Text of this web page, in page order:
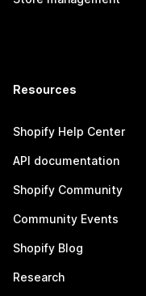
Resources
Shopify Help Center
API documentation
Shopify Community
Community Events
Shopify Blog
Research